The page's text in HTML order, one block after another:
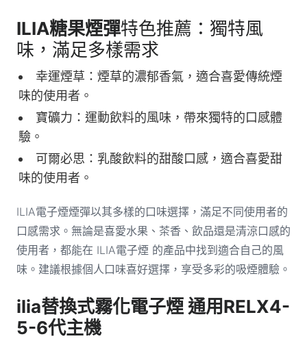
ILIA糖果煙彈特色推薦：獨特風
味，滿足多樣需求
幸運煙草：煙草的濃郁香氣，適合喜愛傳統煙
味的使用者。
寶礦力：運動飲料的風味，帶來獨特的口感體
驗。
可爾必思：乳酸飲料的甜酸口感，適合喜愛甜
味的使用者。
ILIA電子煙煙彈以其多樣的口味選擇，滿足不同使用者的
口感需求。無論是喜愛水果、茶香、飲品還是清涼口感的
使用者，都能在 ILIA電子煙 的產品中找到適合自己的風
味。建議根據個人口味喜好選擇，享受多彩的吸煙體驗。
ilia替換式霧化電子煙 通用RELX4-
5-6代主機